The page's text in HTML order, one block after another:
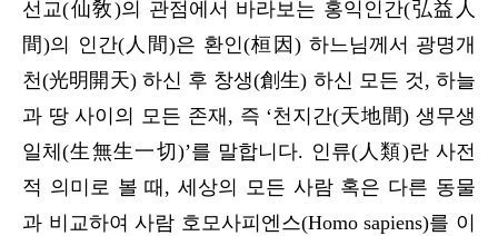
선교(仙敎)의 관점에서 바라보는 홍익인간(弘益人
間)의 인간(人間)은 환인(桓因) 하느님께서 광명개
천(光明開天) 하신 후 창생(創生) 하신 모든 것, 하늘
과 땅 사이의 모든 존재, 즉 ‘천지간(天地間) 생무생
일체(生無生一切)’를 말합니다. 인류(人類)란 사전
적 의미로 볼 때, 세상의 모든 사람 혹은 다른 동물
과 비교하여 사람 호모사피엔스(Homo sapiens)를 이